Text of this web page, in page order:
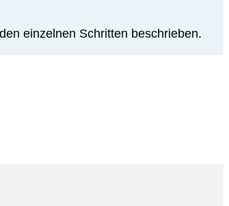
einzelnen Schritten beschrieben.